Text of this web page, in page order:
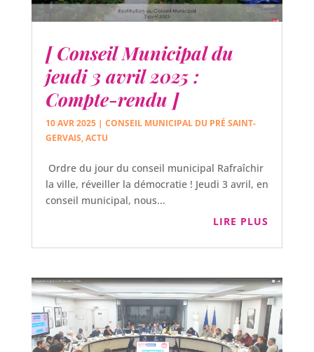
[ Conseil Municipal du
jeudi 3 avril 2025 :
Compte-rendu ]
10 AVR 2025| CONSEIL MUNICIPAL DU PRÉ SAINT-
GERVAIS,ACTU
Ordre du jour du conseil municipal Rafraîchir
la ville, réveiller la démocratie ! Jeudi 3 avril, en
conseil municipal, nous...
LIRE PLUS